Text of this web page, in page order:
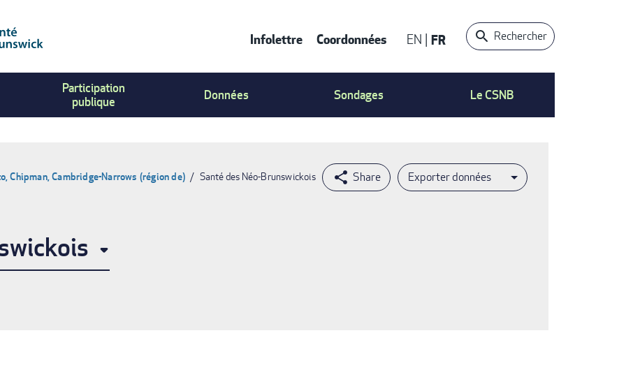
Contact
Menu
Infolettre Coordonnées EN FR Rechercher
Participation
publique
Données Sondages Le CSNB
Exporter données
Chipman, Cambridge-Narrows (région de) Santé des Néo-Brunswickois